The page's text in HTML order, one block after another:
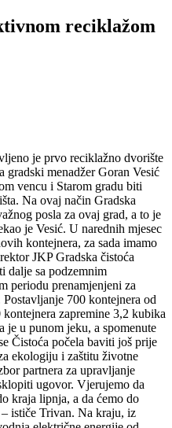
reciklažom
je prvo reciklažno dvorište
gradski menadžer Goran Vesić
vencu i Starom gradu biti
Na ovaj način Gradska
posla za ovaj grad, a to je
je Vesić. U narednih mjesec
kontejnera, za sada imamo
JKP Gradska čistoća
dalje sa podzemnim
periodu prenamjenjeni za
700 kontejnera od
zapremine 3,2 kubika
je u punom jeku, a spomenute
Čistoća počela baviti još prije
ekologiju i zaštitu životne
partnera za upravljanje
ugovor. Vjerujemo da
kraja lipnja, a da ćemo do
ističe Trivan. Na kraju, iz